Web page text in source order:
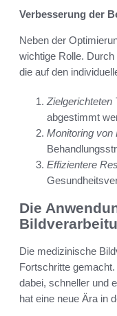
Verbesserung der
Neben der
wichtige Rolle.
die auf den
Zielgerichteten
abgestimmt
Monitoring von
Effizientere
Die
Die medizinische
Fortschritte
dabei, schneller und
hat eine neue Ära in